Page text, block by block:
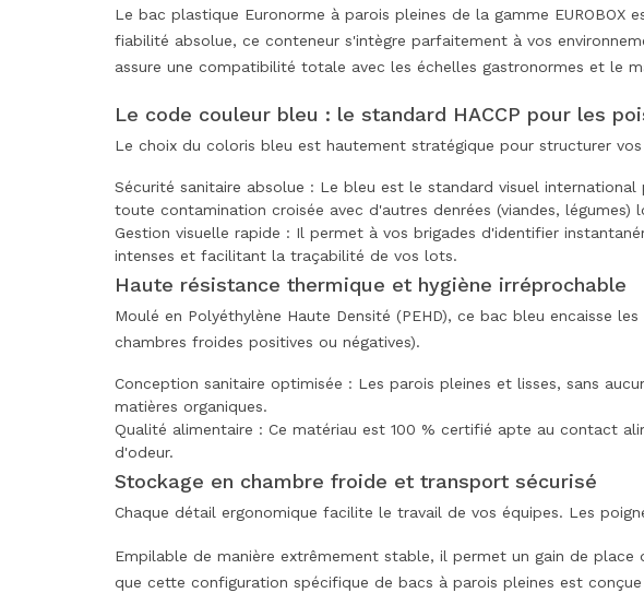
Le bac plastique Euronorme à parois pleines de la gamme
fiabilité absolue, ce conteneur s'intègre parfaitement à vos
assure une compatibilité totale avec les échelles gastronormes et le
Le code couleur bleu : le standard HACCP pour les
Le choix du coloris bleu est hautement stratégique pour structurer
Sécurité sanitaire absolue : Le bleu est le standard visuel
toute contamination croisée avec d'autres denrées (viandes, légumes)
Gestion visuelle rapide : Il permet à vos brigades d'identifier
intenses et facilitant la traçabilité de vos lots.
Haute résistance thermique et hygiène irréprochable
Moulé en Polyéthylène Haute Densité (PEHD), ce bac bleu encaisse
chambres froides positives ou négatives).
Conception sanitaire optimisée : Les parois pleines et lisses, sans
matières organiques.
Qualité alimentaire : Ce matériau est 100 % certifié apte au contact
d'odeur.
Stockage en chambre froide et transport sécurisé
Chaque détail ergonomique facilite le travail de vos équipes. Les
Empilable de manière extrêmement stable, il permet un gain de
que cette configuration spécifique de bacs à parois pleines est